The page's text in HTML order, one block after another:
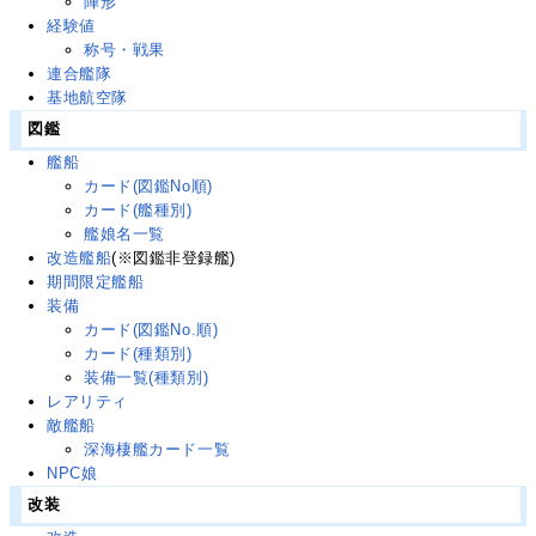
経験値
称号・戦果
連合艦隊
基地航空隊
図鑑
艦船
カード(図鑑No順)
カード(艦種別)
艦娘名一覧
改造艦船(※図鑑非登録艦)
期間限定艦船
装備
カード(図鑑No.順)
カード(種類別)
装備一覧(種類別)
レアリティ
敵艦船
深海棲艦カード一覧
NPC娘
改装